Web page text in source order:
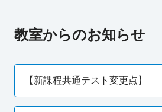
教室からのお知らせ
【新課程共通テスト変更点】